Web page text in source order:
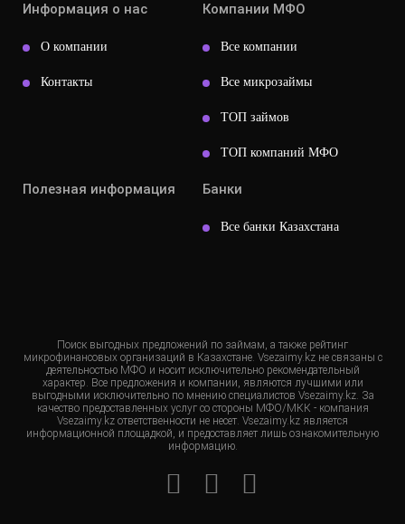
Информация о нас
О компании
Контакты
Компании МФО
Все компании
Все микрозаймы
ТОП займов
ТОП компаний МФО
Полезная информация Банки
Все банки Казахстана
Поиск выгодных предложений по займам, а также рейтинг
микрофинансовых организаций в Казахстане. Vsezaimy.kz не связаны с
деятельностью МФО и носит исключительно рекомендательный
характер. Все предложения и компании, являются лучшими или
выгодными исключительно по мнению специалистов Vsezaimy.kz. За
качество предоставленных услуг со стороны МФО/МКК - компания
Vsezaimy.kz ответственности не несет. Vsezaimy.kz является
информационной площадкой, и предоставляет лишь ознакомительную
информацию.